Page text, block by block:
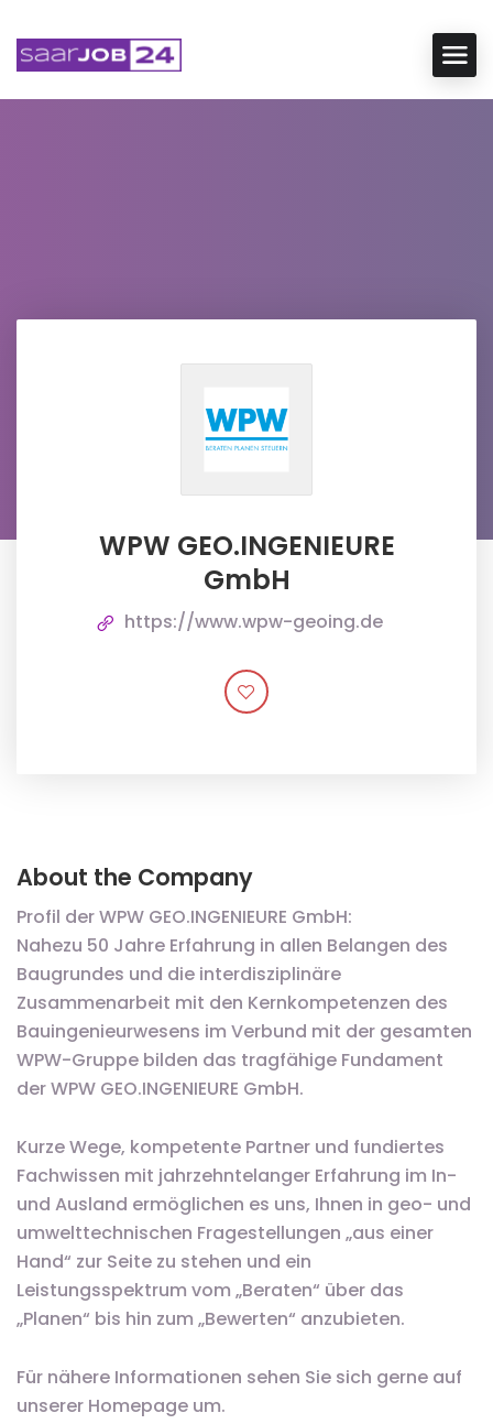
WPW GEO.INGENIEURE
GmbH
https://www.wpw-geoing.de
About the Company
Profil der WPW GEO.INGENIEURE GmbH:
Nahezu 50 Jahre Erfahrung in allen Belangen des
Baugrundes und die interdisziplinäre
Zusammenarbeit mit den Kernkompetenzen des
Bauingenieurwesens im Verbund mit der gesamten
WPW-Gruppe bilden das tragfähige Fundament
der WPW GEO.INGENIEURE GmbH.
Kurze Wege, kompetente Partner und fundiertes
Fachwissen mit jahrzehntelanger Erfahrung im In-
und Ausland ermöglichen es uns, Ihnen in geo- und
umwelttechnischen Fragestellungen „aus einer
Hand“ zur Seite zu stehen und ein
Leistungsspektrum vom „Beraten“ über das
„Planen“ bis hin zum „Bewerten“ anzubieten.
Für nähere Informationen sehen Sie sich gerne auf
unserer Homepage um.